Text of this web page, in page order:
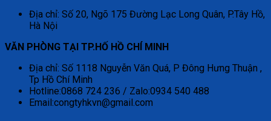
Địa chỉ: Số 20, Ngõ 175 Đường Lạc Long Quân, P.Tây Hồ,
Hà Nội
VĂN PHÒNG TẠI TP.HỐ HỒ CHÍ MINH
Địa chỉ: Số 1118 Nguyễn Văn Quá, P Đông Hưng Thuận ,
Tp Hồ Chí Minh
Hotline:0868 724 236 / Zalo:0934 540 488
Email:congtyhkvn@gmail.com